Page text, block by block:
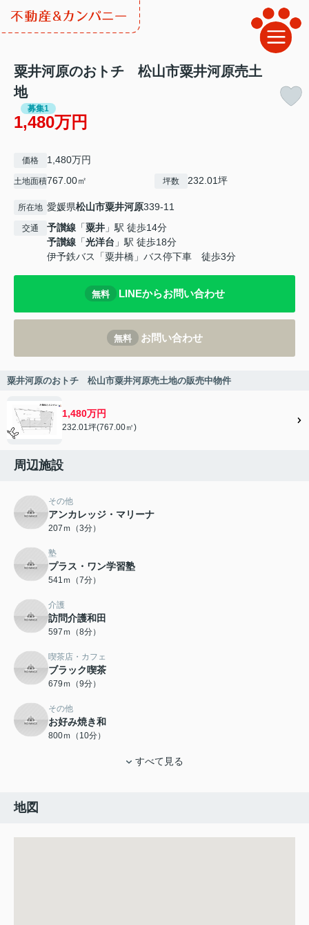
粟井河原のおトチ 松山市粟井河原売土
地
募集1
1,480万円
価格 1,480万円
土地面積767.00㎡ 坪数 232.01坪
所在地 愛媛県松山市粟井河原339-11
交通 予讃線 「粟井 」駅 徒歩14分
予讃線 「光洋台 」駅 徒歩18分
伊予鉄バス「粟井橋」バス停下車 徒歩3分
無料 LINEからお問い合わせ
無料 お問い合わせ
粟井河原のおトチ 松山市粟井河原売土地の販売中物件
1,480万円
232.01坪(767.00㎡)
周辺施設
その他
アンカレッジ・マリーナ
207ｍ（3分）
塾
プラス・ワン学習塾
541ｍ（7分）
介護
訪問介護和田
597ｍ（8分）
喫茶店・カフェ
ブラック喫茶
679ｍ（9分）
その他
お好み焼き和
800ｍ（10分）
すべて見る
地図